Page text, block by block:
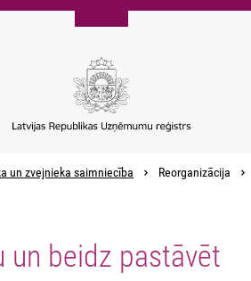
un zvejnieka saimniecība Reorganizācija
un beidz pastāvēt